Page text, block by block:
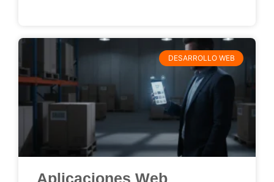
DESARROLLO WEB
Aplicaciones Web